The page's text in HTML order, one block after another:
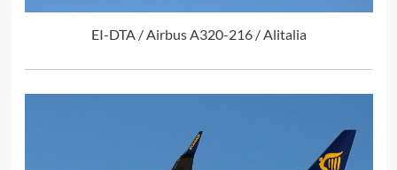
EI-DTA / Airbus A320-216 / Alitalia